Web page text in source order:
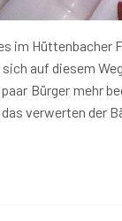
im Hüttenbacher
auf diesem
Bürger mehr
verwerten der